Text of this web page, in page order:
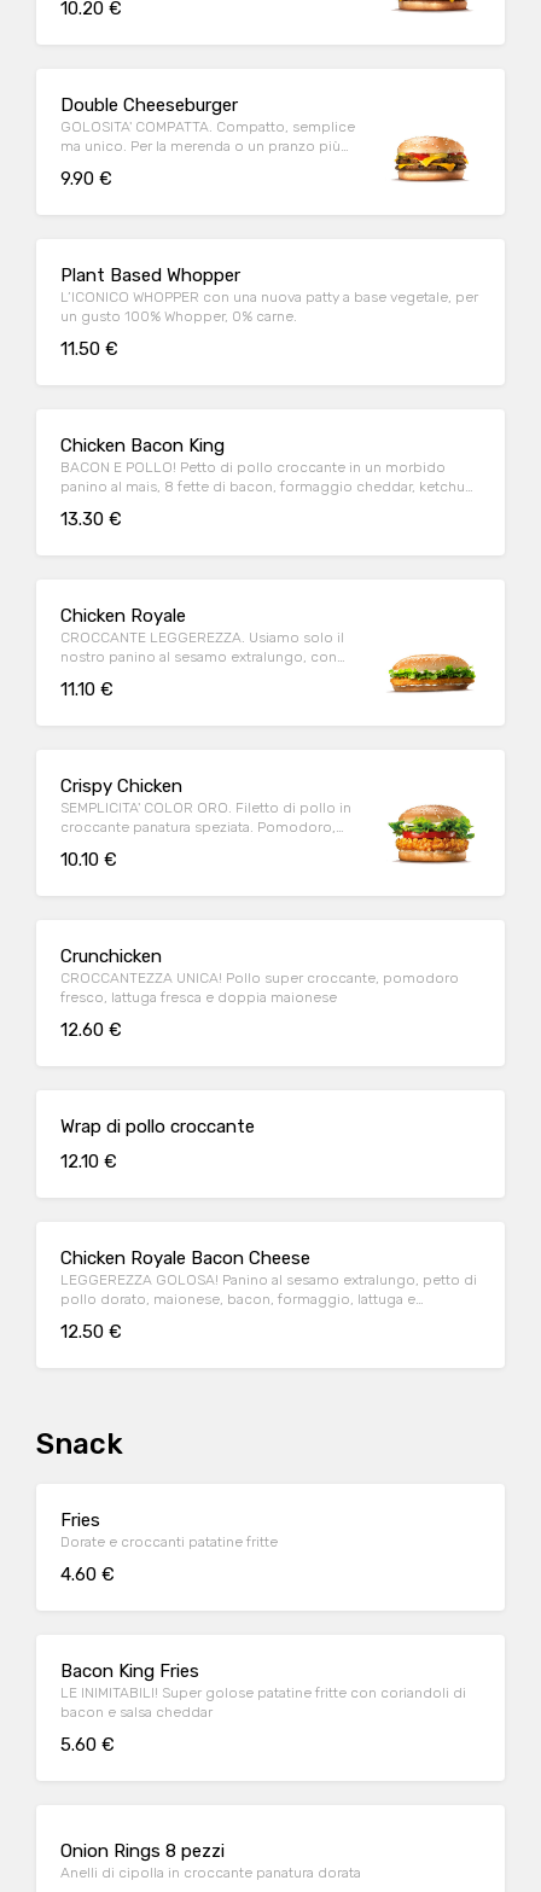
10.20 €
Double Cheeseburger
GOLOSITA' COMPATTA. Compatto, semplice
ma unico. Per la merenda o un pranzo più
9.90 €
Plant Based Whopper
L’ICONICO WHOPPER con una nuova patty a base vegetale, per
un gusto 100% Whopper, 0% carne.
11.50 €
Chicken Bacon King
BACON E POLLO! Petto di pollo croccante in un morbido
panino al mais, 8 fette di bacon, formaggio cheddar, ketchup,
13.30 €
Chicken Royale
CROCCANTE LEGGEREZZA. Usiamo solo il
nostro panino al sesamo extralungo, con
11.10 €
Crispy Chicken
SEMPLICITA' COLOR ORO. Filetto di pollo in
croccante panatura speziata. Pomodoro,
10.10 €
Crunchicken
CROCCANTEZZA UNICA! Pollo super croccante, pomodoro
fresco, lattuga fresca e doppia maionese
12.60 €
Wrap di pollo croccante
12.10 €
Chicken Royale Bacon Cheese
LEGGEREZZA GOLOSA! Panino al sesamo extralungo, petto di
pollo dorato, maionese, bacon, formaggio, lattuga e
12.50 €
Snack
Fries
Dorate e croccanti patatine fritte
4.60 €
Bacon King Fries
LE INIMITABILI! Super golose patatine fritte con coriandoli di
bacon e salsa cheddar
5.60 €
Onion Rings 8 pezzi
Anelli di cipolla in croccante panatura dorata